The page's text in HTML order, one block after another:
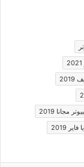
مجانا 2019
2019